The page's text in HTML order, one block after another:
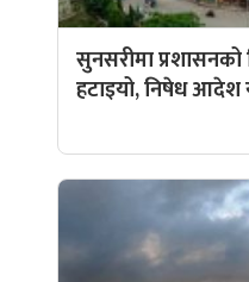
सुनसरीमा प्रशासनको
हटाइयो, निषेध आदेश